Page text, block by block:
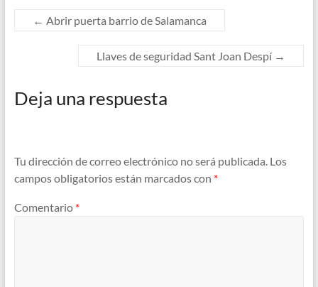
← Abrir puerta barrio de Salamanca
Llaves de seguridad Sant Joan Despí →
Deja una respuesta
Tu dirección de correo electrónico no será publicada. Los
campos obligatorios están marcados con *
Comentario *